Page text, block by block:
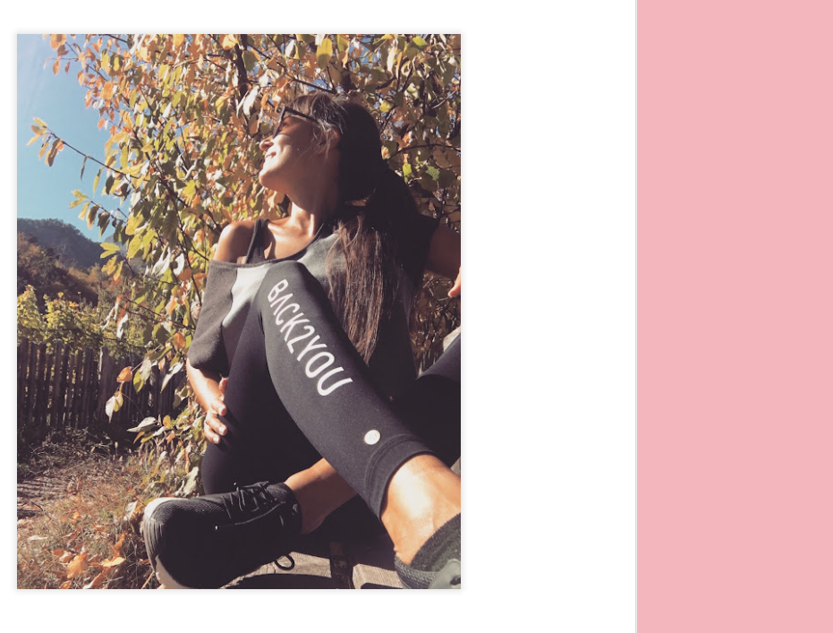
architettonico unico, incastonate una all´altra s´intercciano archi, cupole finestre e gradinate che
meraviglia! Non a caso Apple nel 2015 ha pubblicizzato i loro prodotti con l´immagine dal mare
borgo.
ci sono molti ristoranti e una gelateria Chiaro di Luna che fa un gelato sensazionale. Vale la pena
la bellezza e la tranquillità di questo magico luogo.